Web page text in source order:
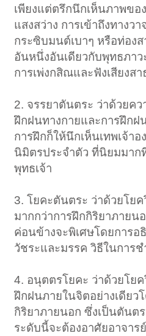
เพียงแต่ตรึกนึกเห็นภาพขอ
แสงสว่าง การเข้าถึงทางว
กระซิบมนต์เบาๆ หรือท่อง
อันหนึ่งอันเดียวกับพุทธภา
การเพ่งกสิณและฟังเสียงส
2. จรรยาตันตระ ว่าด้วยค
ฝึกฝนทางกายและการฝึกฝ
การฝึกก็ให้นึกเห็นเทพเจ้า
นิมิตรประจำตัว ที่นิยมมาก
พุทธเจ้า
3. โยคะตันตระ ว่าด้วยโย
มากกว่าการฝึกกิริยาภายน
ค่อนข้างจะพิเศษโดยการอ
วัชระและมรรค วิธีในการ
4. อนุตตรโยคะ ว่าด้วยโย
ฝึกฝนภายในจิตอย่างเดียว
กิริยาภายนอก ซึ่งเป็นตันต
ระดับนี้จะต้องอาศัยอาจา